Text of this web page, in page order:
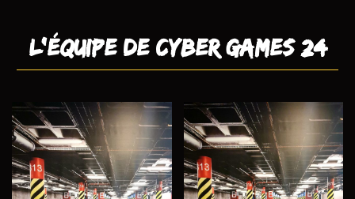
L’équipe de Cyber Games 24